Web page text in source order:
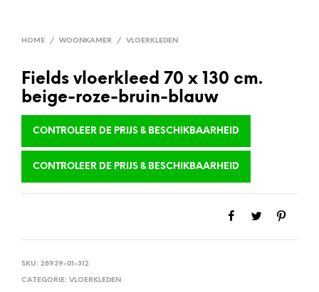
HOME / WOONKAMER / VLOERKLEDEN
Fields vloerkleed 70 x 130 cm.
beige-roze-bruin-blauw
CONTROLEER DE PRIJS & BESCHIKBAARHEID
CONTROLEER DE PRIJS & BESCHIKBAARHEID
SKU: 28939-01-312
CATEGORIE: VLOERKLEDEN